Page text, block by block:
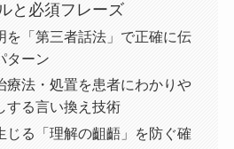
と必須フレーズ
を「第三者話法」で正確に伝
ターン
療法・処置を患者にわかりや
する言い換え技術
じる「理解の齟齬」を防ぐ確